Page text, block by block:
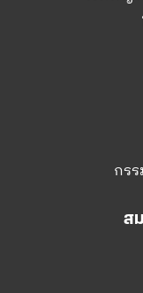
กร
ส